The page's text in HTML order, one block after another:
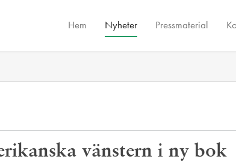
Hem Nyheter Pressmaterial
vänstern i ny bok